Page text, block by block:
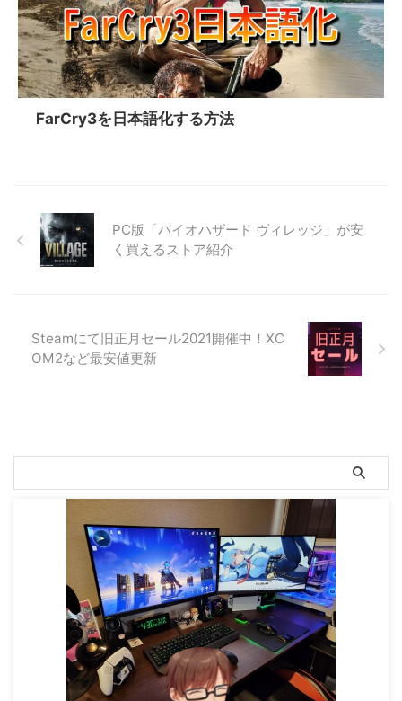
FarCry3を日本語化する方法
PC版「バイオハザード ヴィレッジ」が安
く買えるストア紹介
Steamにて旧正月セール2021開催中！XC
OM2など最安値更新